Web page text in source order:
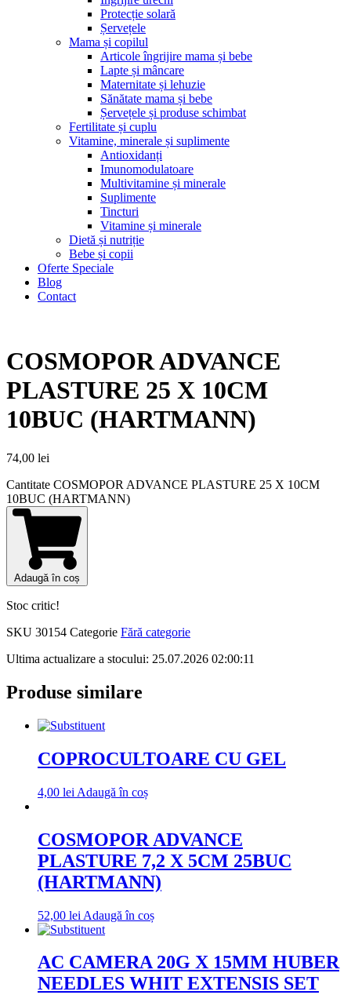
Protecție solară
Șervețele
Mama și copilul
Articole îngrijire mama și bebe
Lapte și mâncare
Maternitate și lehuzie
Sănătate mama și bebe
Șervețele și produse schimbat
Fertilitate și cuplu
Vitamine, minerale și suplimente
Antioxidanți
Imunomodulatoare
Multivitamine și minerale
Suplimente
Tincturi
Vitamine și minerale
Dietă și nutriție
Bebe și copii
Oferte Speciale
Blog
Contact
COSMOPOR ADVANCE
PLASTURE 25 X 10CM
10BUC (HARTMANN)
74,00 lei
Cantitate COSMOPOR ADVANCE PLASTURE 25 X 10CM
10BUC (HARTMANN)
Adaugă în coș
Stoc critic!
SKU 30154 Categorie Fără categorie
Ultima actualizare a stocului: 25.07.2026 02:00:11
Produse similare
COPROCULTOARE CU GEL
4,00 lei Adaugă în coș
COSMOPOR ADVANCE
PLASTURE 7,2 X 5CM 25BUC
(HARTMANN)
52,00 lei Adaugă în coș
AC CAMERA 20G X 15MM HUBER
NEEDLES WHIT EXTENSIS SET